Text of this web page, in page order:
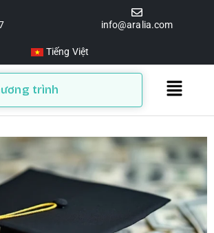
info@aralia.com
Tiếng Việt
trình
Main